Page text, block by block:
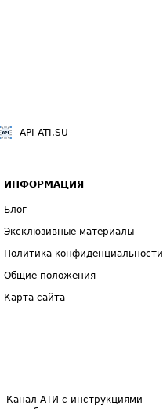
API ATI.SU
ИНФОРМАЦИЯ
Блог
Эксклюзивные материалы
Политика конфиденциальности
Общие положения
Карта сайта
Канал АТИ с инструкциями